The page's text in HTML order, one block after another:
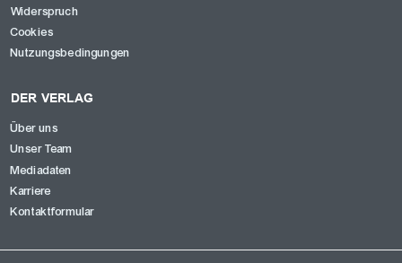
Widerspruch
Cookies
Nutzungsbedingungen
DER VERLAG
Über uns
Unser Team
Mediadaten
Karriere
Kontaktformular